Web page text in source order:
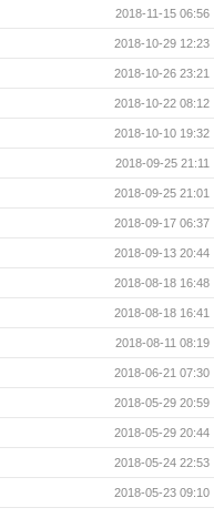
2018-11-15 06:56
2018-10-29 12:23
2018-10-26 23:21
2018-10-22 08:12
2018-10-10 19:32
2018-09-25 21:11
2018-09-25 21:01
2018-09-17 06:37
2018-09-13 20:44
2018-08-18 16:48
2018-08-18 16:41
2018-08-11 08:19
2018-06-21 07:30
2018-05-29 20:59
2018-05-29 20:44
2018-05-24 22:53
2018-05-23 09:10